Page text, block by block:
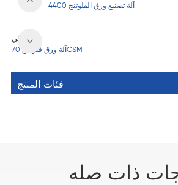
4400 آلة تصنيع ورق الفلوتنج
التالي
آلة ورق فلوتينغ 70GSM
فئات المنتج
ذات صله